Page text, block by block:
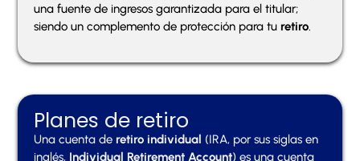
una fuente de ingresos garantizada para el titular;
siendo un complemento de protección para tu retiro
Planes de retiro
Una cuenta de retiro individual (IRA, por sus siglas en
inglés, Individual Retirement Account) es una cuenta